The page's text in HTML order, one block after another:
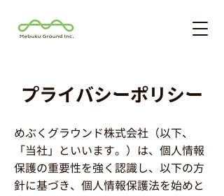
プライバシーポリシー
めぶくグラウンド株式会社（以下、
「当社」といいます。）は、個人情報
保護の重要性を強く認識し、以下の方
針に基づき、個人情報保護法を始めと